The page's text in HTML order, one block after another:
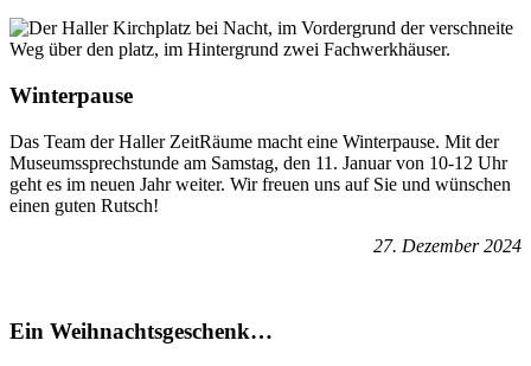
Winterpause
Das Team der Haller ZeitRäume macht eine Winterpause. Mit der
Museumssprechstunde am Samstag, den 11. Januar von 10-12 Uhr
geht es im neuen Jahr weiter. Wir freuen uns auf Sie und wünschen
einen guten Rutsch!
27. Dezember 2024
Ein Weihnachtsgeschenk…